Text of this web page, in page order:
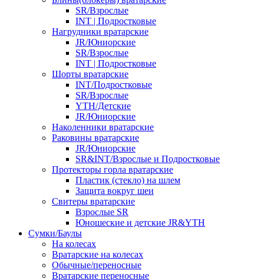
SR/Взрослые
INT | Подростковые
Нагрудники вратарские
JR/Юниорские
SR/Взрослые
INT | Подростковые
Шорты вратарские
INT/Подростковые
SR/Взрослые
YTH/Детские
JR/Юниорские
Наколенники вратарские
Раковины вратарские
JR/Юниорские
SR&INT/Взрослые и Подростковые
Протекторы горла вратарские
Пластик (стекло) на шлем
Защита вокруг шеи
Свитеры вратарские
Взрослые SR
Юношеские и детские JR&YTH
Сумки/Баулы
На колесах
Вратарские на колесах
Обычные/переносные
Вратарские переносные